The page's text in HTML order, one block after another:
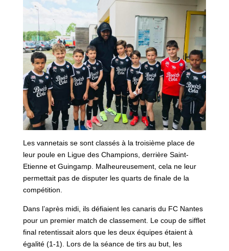
Les vannetais se sont classés à la troisième place de
leur poule en Ligue des Champions, derrière Saint-
Etienne et Guingamp. Malheureusement, cela ne leur
permettait pas de disputer les quarts de finale de la
compétition.
Dans l’après midi, ils défiaient les canaris du FC Nantes
pour un premier match de classement. Le coup de sifflet
final retentissait alors que les deux équipes étaient à
égalité (1-1). Lors de la séance de tirs au but, les